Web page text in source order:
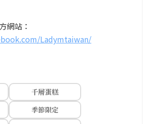
網站：
Ladymtaiwan/
千層蛋糕
季節限定